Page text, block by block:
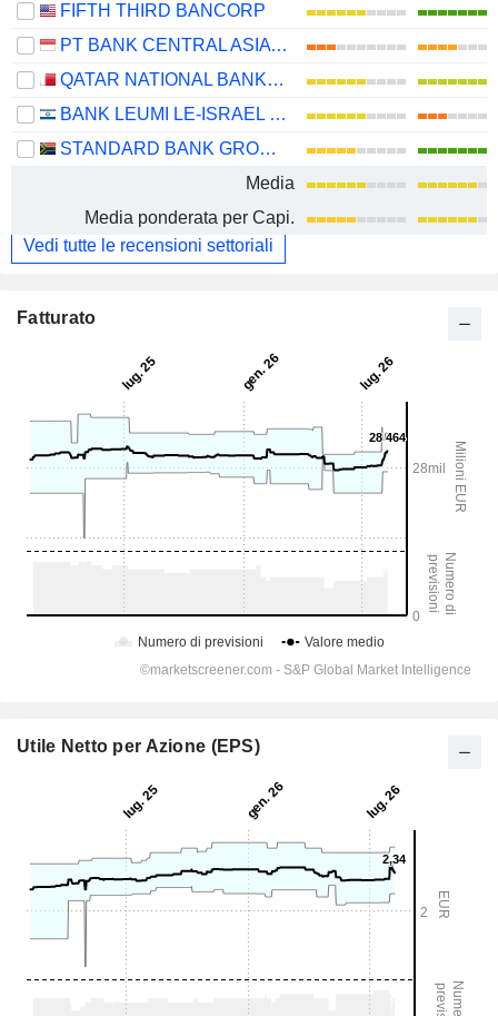
FIFTH THIRD BANCORP
PT BANK CENTRAL ASIA TBK
QATAR NATIONAL BANK (Q.P.S.C.)
BANK LEUMI LE-ISRAEL B.M.
STANDARD BANK GROUP LIMITED
Media
Media ponderata per Capi.
Vedi tutte le recensioni settoriali
Fatturato
Utile Netto per Azione (EPS)